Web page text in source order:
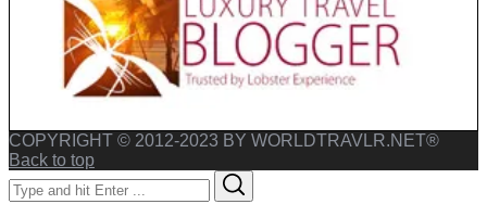
COPYRIGHT © 2012-2023 BY WORLDTRAVLR.NET®
Back to top
Search
for: